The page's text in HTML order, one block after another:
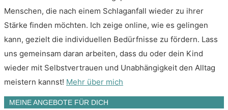
Menschen, die nach einem Schlaganfall wieder zu ihrer
Stärke finden möchten. Ich zeige online, wie es gelingen
kann, gezielt die individuellen Bedürfnisse zu fördern. Lass
uns gemeinsam daran arbeiten, dass du oder dein Kind
wieder mit Selbstvertrauen und Unabhängigkeit den Alltag
meistern kannst! Mehr über mich
MEINE ANGEBOTE FÜR DICH